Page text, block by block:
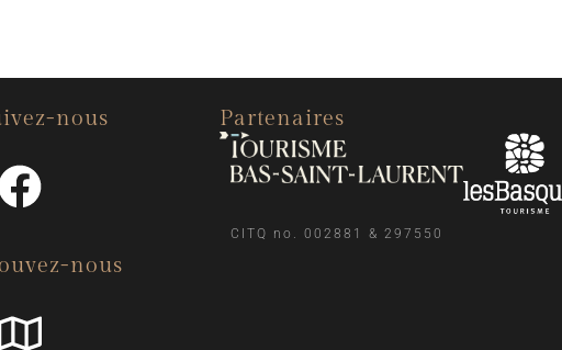
nous
nous
Partenaires
CITQ no. 002881 & 297550